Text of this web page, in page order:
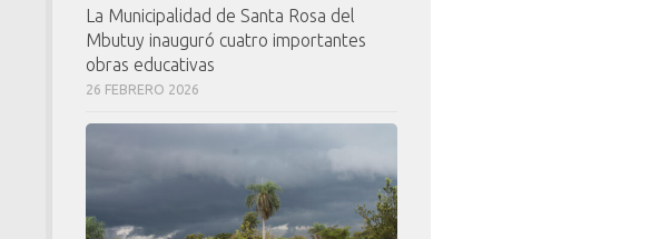
La Municipalidad de Santa Rosa del
Mbutuy inauguró cuatro importantes
obras educativas
26 FEBRERO 2026